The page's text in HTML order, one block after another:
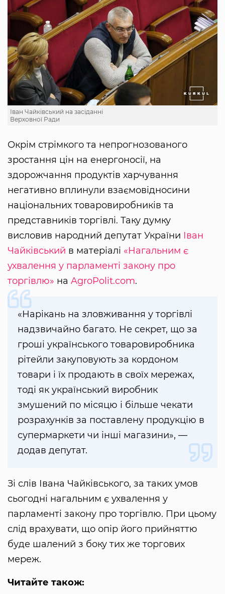
Іван Чайківський на засіданні
Верховної Ради
Окрім стрімкого та непрогнозованого
зростання цін на енергоносії, на
здорожчання продуктів харчування
негативно вплинули взаємовідносини
національних товаровиробників та
представників торгівлі. Таку думку
висловив народний депутат України Іван
Чайківський в матеріалі «Нагальним є
ухвалення у парламенті закону про
торгівлю» на AgroPolit.com.
«Нарікань на зловживання у торгівлі
надзвичайно багато. Не секрет, що за
гроші українського товаровиробника
рітейли закуповують за кордоном
товари і їх продають в своїх мережах,
тоді як український виробник
змушений по місяцю і більше чекати
розрахунків за поставлену продукцію в
супермаркети чи інші магазини», —
додав депутат.
Зі слів Івана Чайківського, за таких умов
сьогодні нагальним є ухвалення у
парламенті закону про торгівлю. При цьому
слід врахувати, що опір його прийняттю
буде шалений з боку тих же торгових
мереж.
Читайте також: